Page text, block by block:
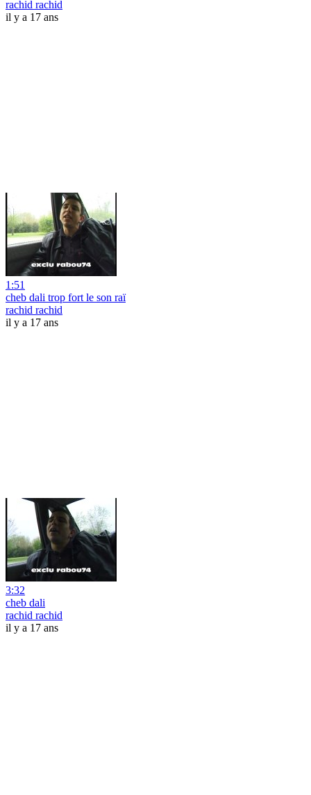
rachid rachid
il y a 17 ans
1:51
cheb dali trop fort le son raï
rachid rachid
il y a 17 ans
3:32
cheb dali
rachid rachid
il y a 17 ans